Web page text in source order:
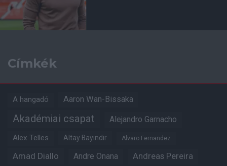
Címkék
A hangadó Aaron Wan-Bissaka
Akadémiai csapat Alejandro Garnacho
Alex Telles Altay Bayindir Alvaro Fernandez
Amad Diallo Andre Onana Andreas Pereira